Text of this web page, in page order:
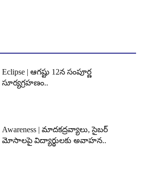
Eclipse | ఆగష్టు 12న సంపూర్ణ
సూర్యగ్రహణం..
Awareness | మాదకద్రవ్యాలు, సైబర్
మోసాలపై విద్యార్థులకు అవాహన..